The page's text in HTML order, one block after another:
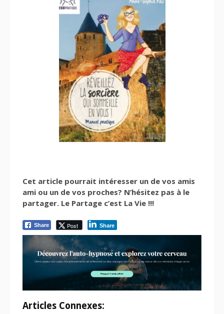
Cet article pourrait intéresser un de vos amis
ami ou un de vos proches? N’hésitez pas à le
partager. Le Partage c’est La Vie !!!
Share Post Share
Articles Connexes: